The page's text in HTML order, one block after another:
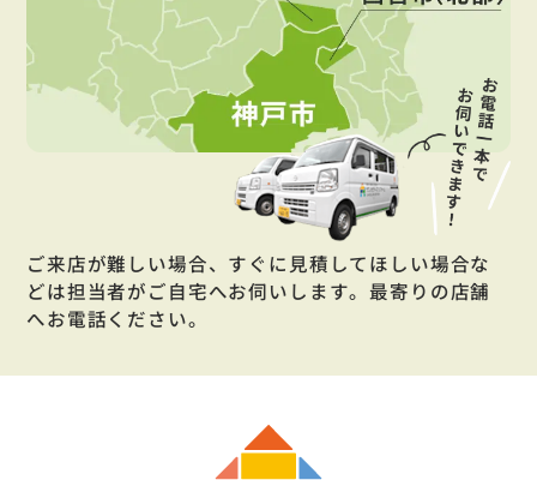
ご来店が難しい場合、すぐに見積してほしい場合な
どは担当者がご自宅へお伺いします。最寄りの店舗
へお電話ください。